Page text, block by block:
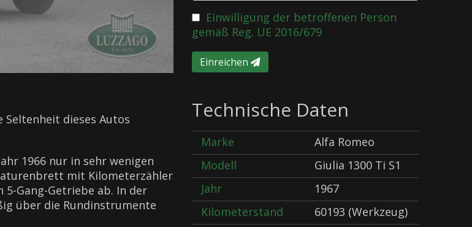
dieses Autos
1966 nur in sehr wenigen
mit Kilometerzähler
5-Gang-Getriebe ab. In der
über die Rundinstrumente
Einwilligung der betroffenen Person
gemäß Reg. UE 2016/679
Einreichen
Technische Daten
Marke
Alfa Romeo
Modell
Giulia 1300 Ti S1
Jahr
1967
Kilometerstand
60193 (Werkzeug)